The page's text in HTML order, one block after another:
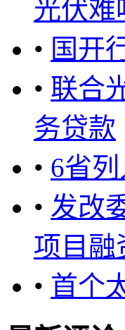
光伏难
• 国开
• 联合
务贷款
• 6省
• 发改
项目融
• 首个